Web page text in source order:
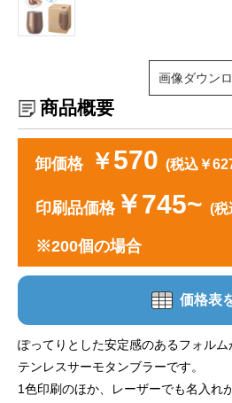
画像ダウン
商品概要
卸価格 ￥570 (税込￥
印刷品価格￥745~ (税
※200個の場合
価格表
ぽってりとした安定感のあるフォル
テンレスサーモタンブラーです。
1色印刷のほか、レーザーでも名入れ